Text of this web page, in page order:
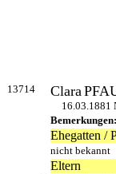
13714 Clara
16.03.1881
Bemerkungen:
Ehegatten /
nicht bekannt
Eltern